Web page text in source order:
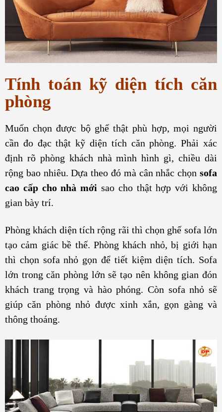
Tính toán kỹ diện tích căn
phòng
Muốn chọn được bộ ghế thật phù hợp, mọi người
cần đo đạc thật kỹ diện tích căn phòng. Phải xác
định rõ phòng khách nhà mình hình gì, chiều dài
rộng bao nhiêu. Dựa theo đó mà cân nhắc chọn sofa
cao cấp cho nhà mới sao cho thật hợp với không
gian bày trí.
Phòng khách diện tích rộng rãi thì chọn ghế sofa lớn
tạo cảm giác bề thế. Phòng khách nhỏ, bị giới hạn
thì chọn sofa nhỏ gọn để tiết kiệm diện tích. Sofa
lớn trong căn phòng lớn sẽ tạo nên không gian đón
khách trang trọng và hào phóng. Còn sofa nhỏ sẽ
giúp căn phòng nhỏ được xinh xắn, gọn gàng và
thông thoáng.